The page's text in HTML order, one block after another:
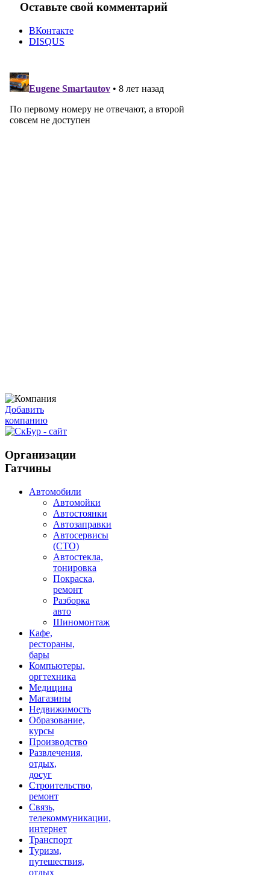
Оставьте свой комментарий
ВКонтакте
DISQUS
Добавить
компанию
Организации
Гатчины
Автомобили
Автомойки
Автостоянки
Автозаправки
Автосервисы
(СТО)
Автостекла,
тонировка
Покраска,
ремонт
Разборка
авто
Шиномонтаж
Кафе,
рестораны,
бары
Компьютеры,
оргтехника
Медицина
Магазины
Недвижимость
Образование,
курсы
Производство
Развлечения,
отдых,
досуг
Строительство,
ремонт
Связь,
телекоммуникации,
интернет
Транспорт
Туризм,
путешествия,
отдых